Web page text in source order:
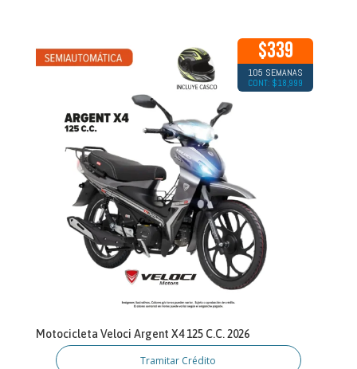
$339
105 SEMANAS
CONT: $18,999
Motocicleta Veloci Argent X4 125 C.C. 2026
Tramitar Crédito